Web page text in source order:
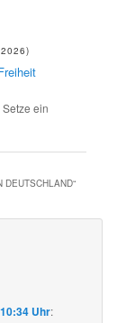
ein
DEUTSCHLAND“
Uhr: